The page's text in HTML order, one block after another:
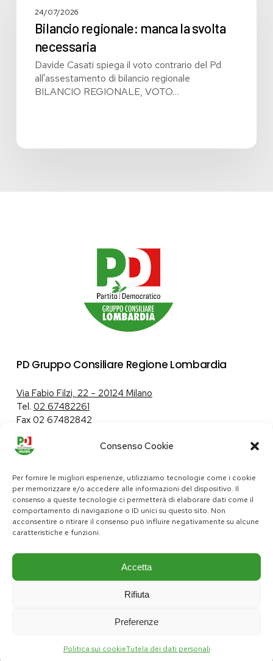
Consenso Cookie
Per fornire le migliori esperienze, utilizziamo tecnologie come i cookie
per memorizzare e/o accedere alle informazioni del dispositivo. Il
consenso a queste tecnologie ci permetterà di elaborare dati come il
comportamento di navigazione o ID unici su questo sito. Non
acconsentire o ritirare il consenso può influire negativamente su alcune
caratteristiche e funzioni.
Accetta
Rifiuta
Preferenze
Politica sui cookieTutela dei dati personali
svolta
24/07/2026
Bilancio regionale: manca la svolta
necessaria
Davide Casati spiega il voto contrario del Pd
all'assestamento di bilancio regionale
BILANCIO REGIONALE, VOTO…
PD Gruppo Consiliare Regione Lombardia
Via Fabio Filzi, 22 – 20124 Milano
Tel. 02 67482261
Fax 02 67482842
Tutela dei dati personali|Politica sui cookie
pd@consiglio.regione.lombardia.it
ufficiostampa.pd@consiglio.regione.lombardia.it
Pagine Facebook Gruppo Consiliare PD LombardiaPagina Messenger Gruppo Consiliare PD LombardiaPagina Instagram Gruppo PD LombardiaPagina Youtube Gruppo PD Lombardia